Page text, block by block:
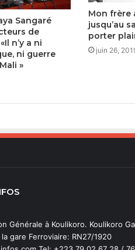
Sangaré
de
n’y a ni
ni guerre
»
Mon frère
jusqu’au
porter
juin 26,
Générale à Koulikoro. Koulikoro
gare Ferroviaire: RN27/1920